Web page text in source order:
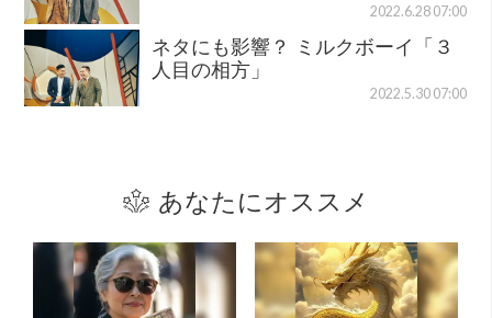
2022.6.28 07:00
ネタにも影響？ ミルクボーイ「３
人目の相方」
2022.5.30 07:00
あなたにオススメ